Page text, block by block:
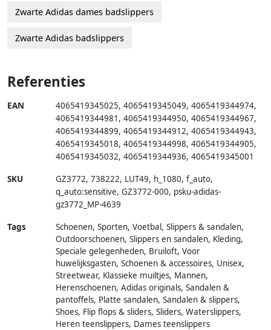
Zwarte Adidas dames badslippers
Zwarte Adidas badslippers
Referenties
EAN 4065419345025, 4065419345049, 4065419344974,
4065419344981 , 4065419344950, 4065419344967,
4065419344899, 4065419344912, 4065419344943,
4065419345018, 4065419344998, 4065419344905,
4065419345032, 4065419344936, 4065419345001
SKU GZ3772, 738222, LUT49, h_1080, f_auto,
q_auto:sensitive, GZ3772-000, psku-adidas-
gz3772_MP-4639
Tags
Schoenen, Sporten, Voetbal, Slippers & sandalen,
Outdoorschoenen, Slippers en sandalen, Kleding,
Speciale gelegenheden, Bruiloft, Voor
huwelijksgasten, Schoenen & accessoires, Unisex,
Streetwear, Klassieke muiltjes, Mannen,
Herenschoenen, Adidas originals, Sandalen &
pantoffels, Platte sandalen, Sandalen & slippers,
Shoes, Flip flops & sliders, Sliders, Waterslippers,
Heren teenslippers, Dames teenslippers